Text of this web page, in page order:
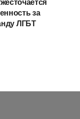
за
ЛГБТ